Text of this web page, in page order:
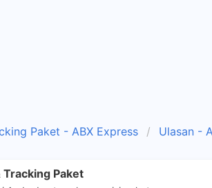
Paket - ABX Express Ulasan -
Tracking Paket